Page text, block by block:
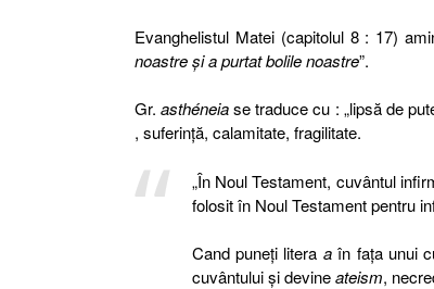
Evanghelistul Matei (capitolul 8 : 17)
noastre şi a purtat bolile noastre”.
Gr.asthéneiase traduce cu : „lipsă de
, suferință, calamitate, fragilitate.
„În Noul Testament, cuvântul
folosit în Noul Testament pentru
Cand puneţi litera aîn faţa unui
cuvântului şi devineateism,